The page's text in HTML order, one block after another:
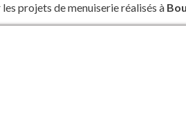
projets de menuiserie réalisés à